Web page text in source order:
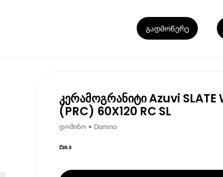
გადმოწერე
კერამოგრანიტი Azuvi SLATE
(PRC) 60X120 RC SL
დომინო • Domino
₾89.8